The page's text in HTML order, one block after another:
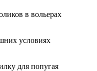
в вольерах
условиях
для попугая